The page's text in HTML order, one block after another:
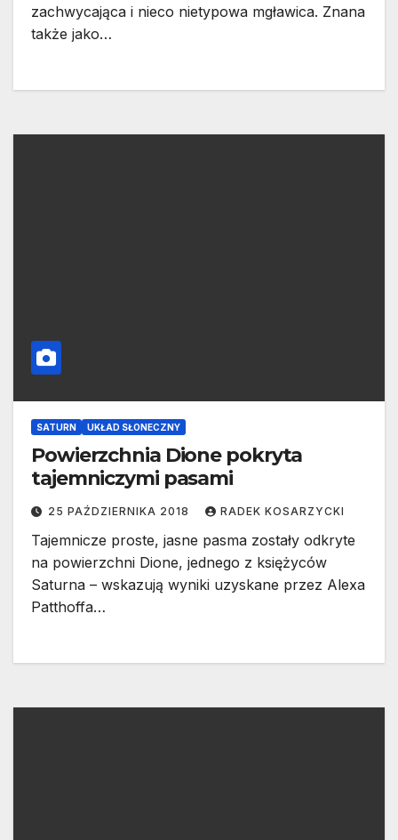
zachwycająca i nieco nietypowa mgławica. Znana
także jako…
SATURN UKŁAD SŁONECZNY
Powierzchnia Dione pokryta
tajemniczymi pasami
25 PAŹDZIERNIKA 2018 RADEK KOSARZYCKI
Tajemnicze proste, jasne pasma zostały odkryte
na powierzchni Dione, jednego z księżyców
Saturna – wskazują wyniki uzyskane przez Alexa
Patthoffa…